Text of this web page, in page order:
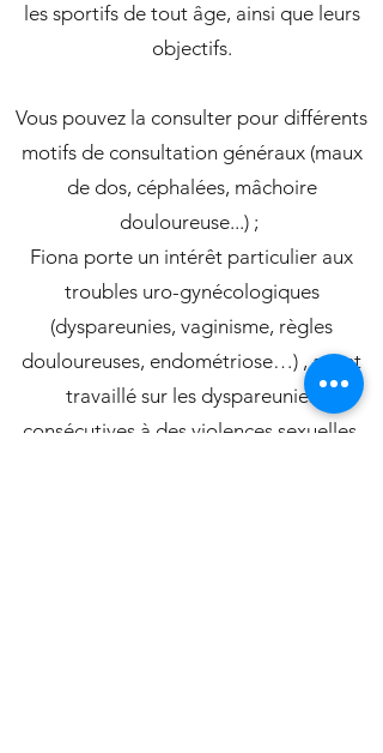
les sportifs de tout âge, ainsi que leurs
objectifs.
Vous pouvez la consulter pour différents
motifs de consultation généraux (maux
de dos, céphalées, mâchoire
douloureuse...) ;
Fiona porte un intérêt particulier aux
troubles uro-gynécologiques
(dyspareunies, vaginisme, règles
douloureuses, endométriose…) , ayant
travaillé sur les dyspareunies
consécutives à des violences sexuelles.